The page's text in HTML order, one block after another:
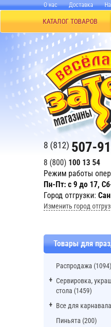
О нас Доставка
КАТАЛОГ ТОВАРОВ
8 (812) 507-
8 (800) 100 13 54
Режим работы
Пн-Пт: с 9 до 17,
Город отгрузки:
Изменить город
Товары для
Распродажа (1094)
Сервировка,
стола (1459)
Все для
Пиньята (200)